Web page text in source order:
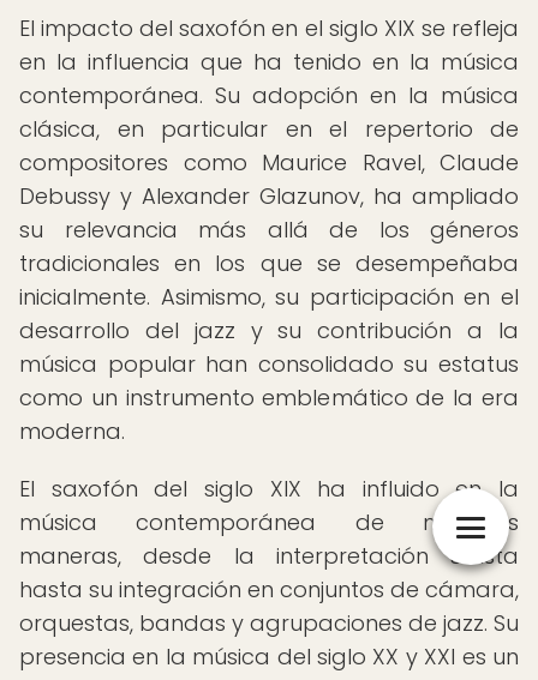
El impacto del saxofón en el siglo XIX se refleja
en la influencia que ha tenido en la música
contemporánea. Su adopción en la música
clásica, en particular en el repertorio de
compositores como Maurice Ravel, Claude
Debussy y Alexander Glazunov, ha ampliado
su relevancia más allá de los géneros
tradicionales en los que se desempeñaba
inicialmente. Asimismo, su participación en el
desarrollo del jazz y su contribución a la
música popular han consolidado su estatus
como un instrumento emblemático de la era
moderna.
El saxofón del siglo XIX ha influido en la
música contemporánea de múltiples
maneras, desde la interpretación solista
hasta su integración en conjuntos de cámara,
orquestas, bandas y agrupaciones de jazz. Su
presencia en la música del siglo XX y XXI es un